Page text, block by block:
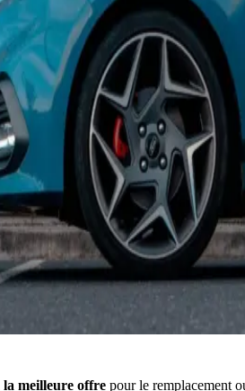
la meilleure offre pour le remplacement